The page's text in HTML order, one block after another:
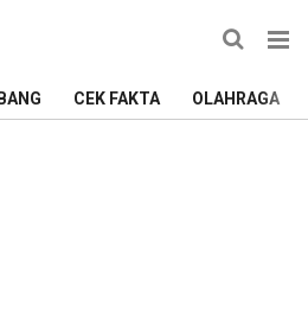
CEK FAKTA OLAHRAGA